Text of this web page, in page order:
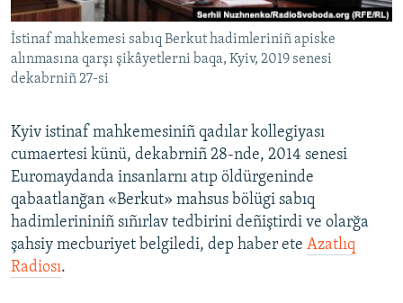
Українською
QOŞULIÑIZ!
RFE/RS bütün saytları
İstinaf mahkemesi sabıq Berkut hadimleriniñ apiske
alınmasına qarşı şikâyetlerni baqa, Kyiv, 2019 senesi
dekabrniñ 27-si
Kyiv istinaf mahkemesiniñ qadılar kollegiyası
cumaertesi künü, dekabrniñ 28-nde, 2014 senesi
Euromaydanda insanlarnı atıp öldürgeninde
qabaatlanğan «Berkut» mahsus bölügi sabıq
hadimlerininiñ sıñırlav tedbirini deñiştirdi ve olarğa
şahsiy mecburiyet belgiledi, dep haber ete Azatlıq
Radiosı.